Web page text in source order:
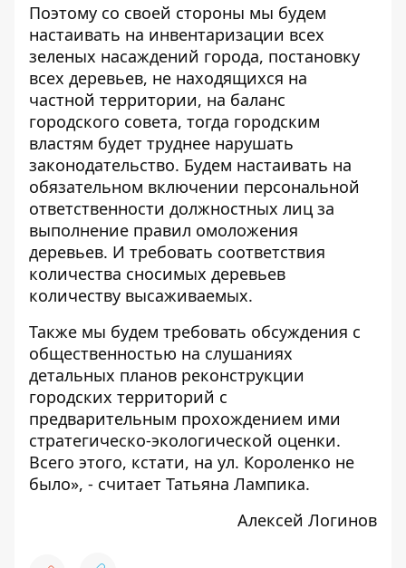
Поэтому со своей стороны мы будем
настаивать на инвентаризации всех
зеленых насаждений города, постановку
всех деревьев, не находящихся на
частной территории, на баланс
городского совета, тогда городским
властям будет труднее нарушать
законодательство. Будем настаивать на
обязательном включении персональной
ответственности должностных лиц за
выполнение правил омоложения
деревьев. И требовать соответствия
количества сносимых деревьев
количеству высаживаемых.
Также мы будем требовать обсуждения с
общественностью на слушаниях
детальных планов реконструкции
городских территорий с
предварительным прохождением ими
стратегическо-экологической оценки.
Всего этого, кстати, на ул. Короленко не
было», - считает Татьяна Лампика.
Алексей Логинов